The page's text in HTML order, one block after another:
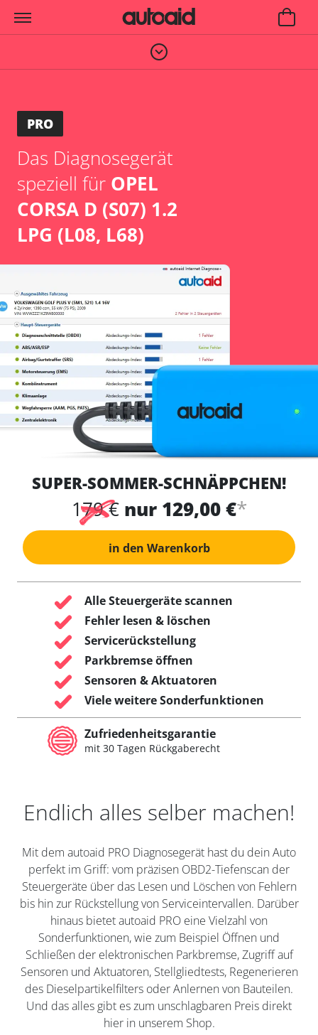
PRO
Das Diagnosegerät
speziell für OPEL
CORSA D (S07) 1.2
LPG (L08, L68)
SUPER-SOMMER-SCHNÄPPCHEN!
179 € nur 129,00 €*
in den Warenkorb
Alle Steuergeräte scannen
Fehler lesen & löschen
Servicerückstellung
Parkbremse öffnen
Sensoren & Aktuatoren
Viele weitere Sonderfunktionen
Zufriedenheitsgarantie
mit 30 Tagen Rückgaberecht
Endlich alles selber machen!
Mit dem autoaid PRO Diagnosegerät hast du dein Auto
perfekt im Griff: vom präzisen OBD2-Tiefenscan der
Steuergeräte über das Lesen und Löschen von Fehlern
bis hin zur Rückstellung von Serviceintervallen. Darüber
hinaus bietet autoaid PRO eine Vielzahl von
Sonderfunktionen, wie zum Beispiel Öffnen und
Schließen der elektronischen Parkbremse, Zugriff auf
Sensoren und Aktuatoren, Stellgliedtests, Regenerieren
des Dieselpartikelfilters oder Anlernen von Bauteilen.
Und das alles gibt es zum unschlagbaren Preis direkt
hier in unserem Shop.